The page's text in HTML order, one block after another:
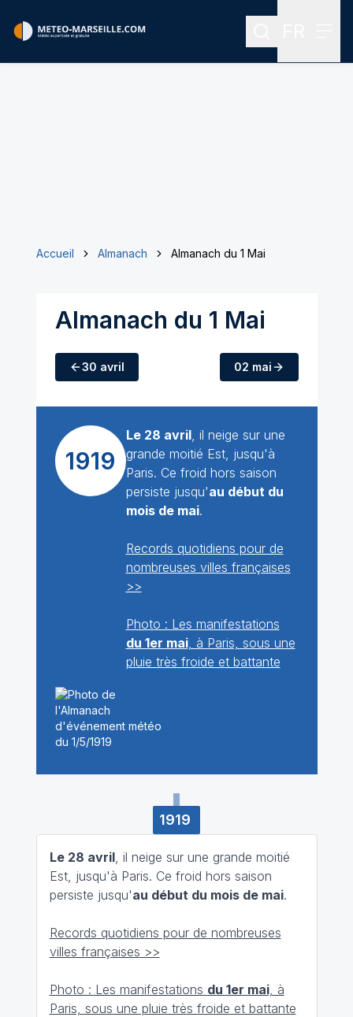
Rechercher
Accueil Almanach Almanach du 1 Mai
Almanach du 1 Mai
30 avril 02 mai
1919
Le 28 avril, il neige sur une
grande moitié Est, jusqu'à
Paris. Ce froid hors saison
persiste jusqu'au début du
mois de mai.
Records quotidiens pour de
nombreuses villes françaises
>>
Photo : Les manifestations
du 1er mai, à Paris, sous une
pluie très froide et battante
1919
Le 28 avril, il neige sur une grande moitié
Est, jusqu'à Paris. Ce froid hors saison
persiste jusqu'au début du mois de mai.
Records quotidiens pour de nombreuses
villes françaises >>
Photo : Les manifestations du 1er mai, à
Paris, sous une pluie très froide et battante